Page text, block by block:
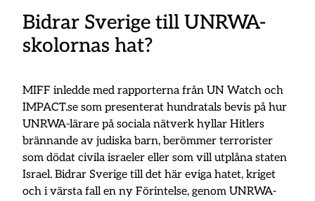
Bidrar Sverige till UNRWA-
skolornas hat?
MIFF inledde med rapporterna från UN Watch och
IMPACT.se som presenterat hundratals bevis på hur
UNRWA-lärare på sociala nätverk hyllar Hitlers
brännande av judiska barn, berömmer terrorister
som dödat civila israeler eller som vill utplåna staten
Israel. Bidrar Sverige till det här eviga hatet, kriget
och i värsta fall en ny Förintelse, genom UNRWA-